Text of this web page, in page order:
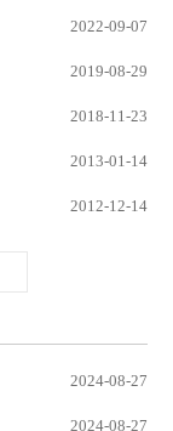
2022-09-07
2019-08-29
2018-11-23
2013-01-14
2012-12-14
2024-08-27
2024-08-27